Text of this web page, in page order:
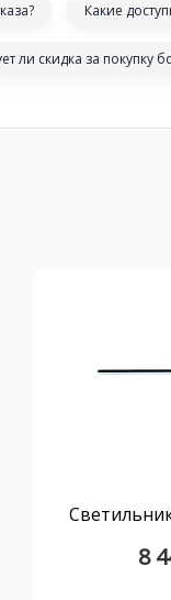
Какие
ли скидка за покупку
8